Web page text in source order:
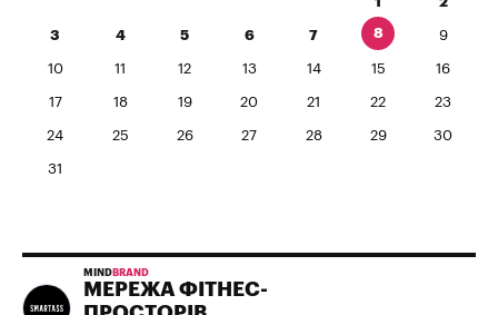
3 4 5 6 7 8 9
10 11 12 13 14 15 16
17 18 19 20 21 22 23
24 25 26 27 28 29 30
31
MIND BRAND
МЕРЕЖА ФІТНЕС-